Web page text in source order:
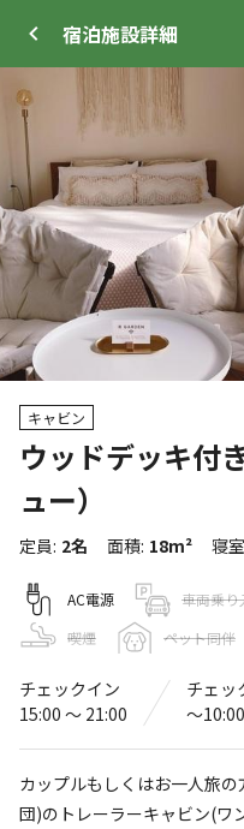
宿泊施設詳細
キャビン
ウッドデッキ付
ュー）
定員: 2名 面積: 18m² 寝室
AC電源 車両乗り
喫煙
ペット同伴
チェックイン
15:00 〜 21:00
チェッ
〜10:00
カップルもしくはお一人旅
団)のトレーラーキャビン(ワ
トップ
WEB予約可能
R GARDEN
〒401-0501 山梨県南都留郡
Googleマップで見る
温浴施設
※詳しくは「 キャンプ場情報